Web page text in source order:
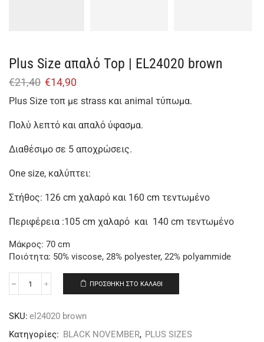
Plus Size απαλό Top | EL24020 brown
€21,40 €14,90
Plus Size τοπ με strass και animal τύπωμα.
Πολύ λεπτό και απαλό ύφασμα.
Διαθέσιμο σε 5 αποχρώσεις.
One size, καλύπτει:
Στήθος: 126 cm χαλαρό και 160 cm τεντωμένο
Περιφέρεια :105 cm χαλαρό και 140 cm τεντωμένο
Μάκρος: 70 cm
Ποιότητα: 50% viscose, 28% polyester, 22% polyammide
ΠΡΟΣΘΉΚΗ ΣΤΟ ΚΑΛΆΘΙ
SKU: el24020 brown
Κατηγορίες: BLACK NOVEMBER, PLUS SIZES